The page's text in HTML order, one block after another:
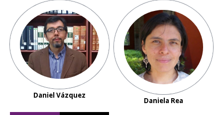
Daniel Vázquez
Daniela Rea